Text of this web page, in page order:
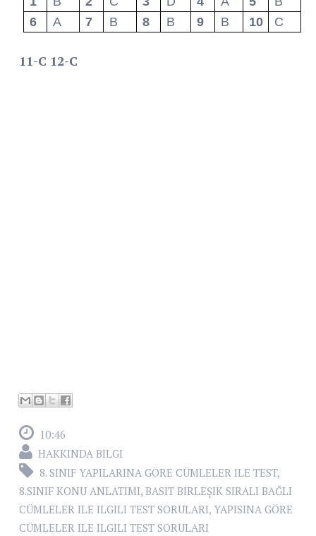
6
A 7 B 8 B 9 B 10 C
11-C 12-C
10:46
HAKKINDA BILGI
8. SINIF YAPILARINA GÖRE CÜMLELER ILE TEST,
8.SINIF KONU ANLATIMI, BASIT BIRLEŞIK SIRALI BAĞLI
CÜMLELER ILE ILGILI TEST SORULARI, YAPISINA GÖRE
CÜMLELER ILE ILGILI TEST SORULARI